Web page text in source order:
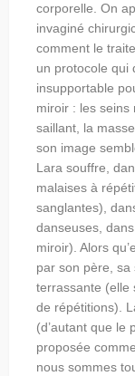
corporelle. On
invaginé
comment le
un protocole qui
insupportable
miroir : les seins
saillant, la
son image
Lara souffre,
malaises à
sanglantes),
danseuses,
miroir). Alors
par son père, sa
terrassante (elle
de répétitions).
(d’autant que le
proposée
nous sommes